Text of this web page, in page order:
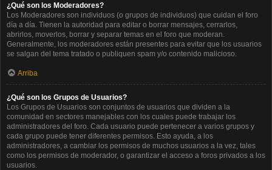
¿Qué son los Moderadores?
Los Moderadores son individuos (o grupos de individuos) que cuidan el foro
día a día. Tienen la autoridad para editar o borrar mensajes, cerrarlos,
abrirlos, moverlos, borrar y separar temas en el foro que moderan.
Generalmente, los moderadores están presentes para evitar que los usuarios
se salgan del tema tratado o publiquen spam y/o contenido malicioso.
Arriba
¿Qué son los Grupos de Usuarios?
Los Grupos de Usuarios son conjuntos de usuarios que dividen a la
comunidad en sectores manejables con los cuales puede trabajar los
administradores del foro. Cada usuario puede pertenecer a varios grupos y
cada grupo puede tener diferentes permisos. Esto ayuda, a los
administradores, a cambiar los permisos de muchos usuarios a la vez, tales
como los permisos de moderador, o garantizar el acceso a foros privados a los
usuarios.